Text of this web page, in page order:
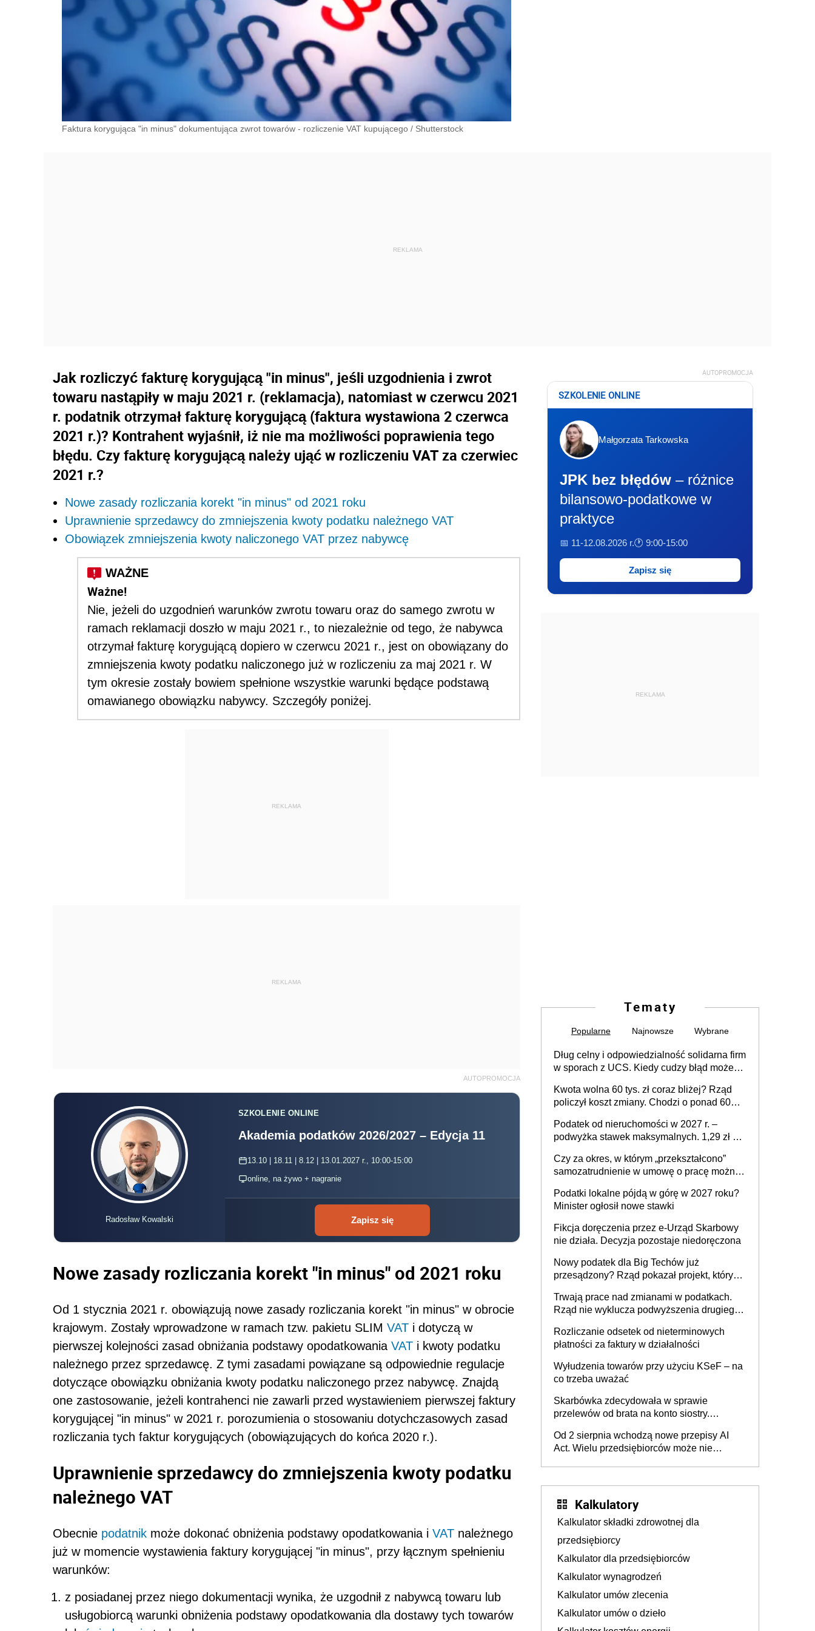
Faktura korygująca "in minus" dokumentująca zwrot towarów - rozliczenie VAT kupującego / Shutterstock
Jak rozliczyć fakturę korygującą "in minus", jeśli uzgodnienia i zwrot
towaru nastąpiły w maju 2021 r. (reklamacja), natomiast w czerwcu 2021
r. podatnik otrzymał fakturę korygującą (faktura wystawiona 2 czerwca
2021 r.)? Kontrahent wyjaśnił, iż nie ma możliwości poprawienia tego
błędu. Czy fakturę korygującą należy ująć w rozliczeniu VAT za czerwiec
2021 r.?
Nowe zasady rozliczania korekt "in minus" od 2021 roku
Uprawnienie sprzedawcy do zmniejszenia kwoty podatku należnego VAT
Obowiązek zmniejszenia kwoty naliczonego VAT przez nabywcę
Ważne!
Nie, jeżeli do uzgodnień warunków zwrotu towaru oraz do samego zwrotu w
ramach reklamacji doszło w maju 2021 r., to niezależnie od tego, że nabywca
otrzymał fakturę korygującą dopiero w czerwcu 2021 r., jest on obowiązany do
zmniejszenia kwoty podatku naliczonego już w rozliczeniu za maj 2021 r. W
tym okresie zostały bowiem spełnione wszystkie warunki będące podstawą
omawianego obowiązku nabywcy. Szczegóły poniżej.
REKLAMA
REKLAMA
AUTOPROMOCJA
Radosław Kowalski
SZKOLENIE ONLINE
Akademia podatków 2026/2027 – Edycja 11
13.10 | 18.11 | 8.12 | 13.01.2027 r., 10:00-15:00
online, na żywo + nagranie
Zapisz się
Nowe zasady rozliczania korekt "in minus" od 2021 roku
Od 1 stycznia 2021 r. obowiązują nowe zasady rozliczania korekt "in minus" w obrocie
krajowym. Zostały wprowadzone w ramach tzw. pakietu SLIM VAT i dotyczą w
pierwszej kolejności zasad obniżania podstawy opodatkowania VAT i kwoty podatku
należnego przez sprzedawcę. Z tymi zasadami powiązane są odpowiednie regulacje
dotyczące obowiązku obniżania kwoty podatku naliczonego przez nabywcę. Znajdą
one zastosowanie, jeżeli kontrahenci nie zawarli przed wystawieniem pierwszej faktury
korygującej "in minus" w 2021 r. porozumienia o stosowaniu dotychczasowych zasad
rozliczania tych faktur korygujących (obowiązujących do końca 2020 r.).
Uprawnienie sprzedawcy do zmniejszenia kwoty podatku
należnego VAT
Obecnie podatnik może dokonać obniżenia podstawy opodatkowania i VAT należnego
już w momencie wystawienia faktury korygującej "in minus", przy łącznym spełnieniu
warunków:
z posiadanej przez niego dokumentacji wynika, że uzgodnił z nabywcą towaru lub
usługobiorcą warunki obniżenia podstawy opodatkowania dla dostawy tych towarów
AUTOPROMOCJA
SZKOLENIE ONLINE
Małgorzata Tarkowska
JPK bez błędów – różnice
bilansowo-podatkowe w
praktyce
📅 11-12.08.2026 r.🕐 9:00-15:00
Zapisz się
REKLAMA
Tematy
Popularne Najnowsze Wybrane
Dług celny i odpowiedzialność solidarna firm
w sporach z UCS. Kiedy cudzy błąd może
Kwota wolna 60 tys. zł coraz bliżej? Rząd
policzył koszt zmiany. Chodzi o ponad 60
Podatek od nieruchomości w 2027 r. –
podwyżka stawek maksymalnych. 1,29 zł za
budynków i lokali związanych z
prowadzeniem działalności gospodarczej
Czy za okres, w którym „przekształcono”
samozatrudnienie w umowę o pracę można
umowy cywilnoprawnej jedynym
racjonalnym wyjściem
Podatki lokalne pójdą w górę w 2027 roku?
Minister ogłosił nowe stawki
Fikcja doręczenia przez e-Urząd Skarbowy
nie działa. Decyzja pozostaje niedoręczona
Nowy podatek dla Big Techów już
przesądzony? Rząd pokazał projekt, który
Trwają prace nad zmianami w podatkach.
Rząd nie wyklucza podwyższenia drugiego
Rozliczanie odsetek od nieterminowych
płatności za faktury w działalności
Wyłudzenia towarów przy użyciu KSeF – na
co trzeba uważać
Skarbówka zdecydowała w sprawie
przelewów od brata na konto siostry.
darowizna, ale podatku jednak nie będzie
Od 2 sierpnia wchodzą nowe przepisy AI
Act. Wielu przedsiębiorców może nie
Kalkulatory
Kalkulator składki zdrowotnej dla
przedsiębiorcy
Kalkulator dla przedsiębiorców
Kalkulator wynagrodzeń
Kalkulator umów zlecenia
Kalkulator umów o dzieło